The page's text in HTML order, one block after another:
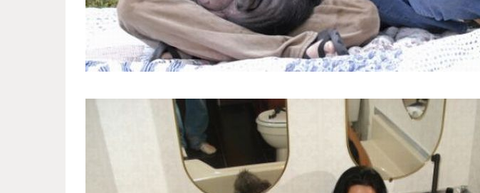
funny_family_pictures_with_pets_3.jpg